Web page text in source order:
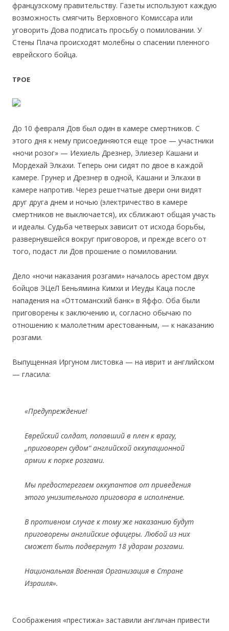
французскому правительству. Газеты используют каждую
возможность смягчить Верховного Комиссара или
уговорить Дова подписать просьбу о помиловании. У
Стены Плача происходят молебны о спасении пленного
еврейского бойца.
ТРОЕ
До 10 февраля Дов был один в камере смертников. С
этого дня к нему присоединяются еще трое — участники
«ночи розог» — Иехиель Дрезнер, Элиезер Кашани и
Мордехай Элкахи. Теперь они сидят по двое в каждой
камере. Грунер и Дрезнер в одной, Кашани и Элкахи в
камере напротив. Через решетчатые двери они видят
друг друга днем и ночью (электричество в камере
смертников не выключается), их сближают общая участь
и идеалы. Судьба четверых зависит от исхода борьбы,
развернувшейся вокруг приговоров, и прежде всего от
того, подаст ли Дов прошение о помиловании.
Дело «ночи наказания розгами» началось арестом двух
бойцов ЭЦеЛ Беньямина Кимхи и Иеуды Каца после
нападения на «Оттоманский банк» в Яффо. Оба были
приговорены к заключению и, согласно обычаю по
отношению к малолетним арестованным, — к наказанию
розгами.
Выпущенная Иргуном листовка — на иврит и английском
— гласила:
«Предупреждение!
Еврейский солдат, попавший в плен к врагу,
„приговорен судом“ английской оккупационной
армии к порке розгами.
Мы предостерегаем оккупантов от приведения
этого унизительного приговора в исполнение.
В противном случае к тому же наказанию будут
приговорены английские офицеры. Любой из них
сможет быть подвергнут 18 ударам розгами.
Национальная Военная Организация в Стране
Израиля».
Соображения «престижа» заставили англичан привести